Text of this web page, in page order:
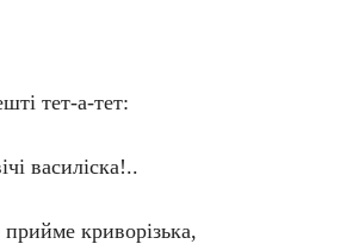
тет-а-тет:
василіска!..
криворізька,